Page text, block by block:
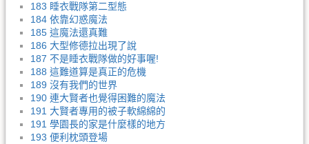
183 睡衣戰隊第二型態
184 依靠幻惑魔法
185 這魔法還真難
186 大型修德拉出現了說
187 不是睡衣戰隊做的好事喔!
188 這難道算是真正的危機
189 沒有我們的世界
190 連大賢者也覺得困難的魔法
191 大賢者專用的被子軟綿綿的
191 學園長的家是什麼樣的地方
193 便利枕頭登場